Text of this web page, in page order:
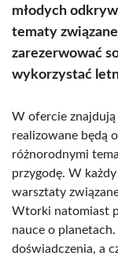
młodych
tematy
zarezerwować
wykorzystać
W ofercie
realizowane będą
różnorodnymi
przygodę. W
warsztaty
Wtorki natomiast
nauce o
doświadczenia, a